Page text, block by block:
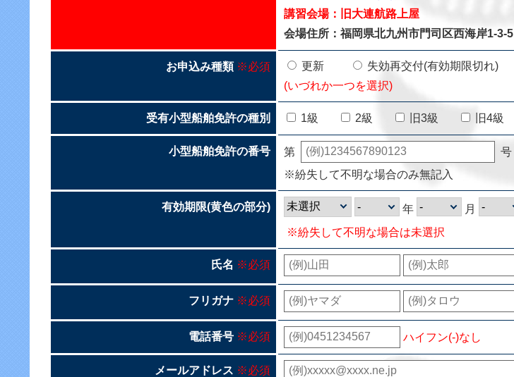
講習会場：旧大連航路上屋
会場住所：福岡県北九州市門司区西海岸1-3-5
お申込み種類※必須 更新
失効再交付(有効期限切れ)
(いづれか一つを選択)
受有小型船舶免許の種別 1級 2級 旧3級 旧4級
小型船舶免許の番号 第
号
※紛失して不明な場合のみ無記入
有効期限(黄色の部分) 年 月
※紛失して不明な場合は未選択
氏名 ※必須
フリガナ ※必須
電話番号 ※必須 ハイフン(-)なし
メールアドレス ※必須